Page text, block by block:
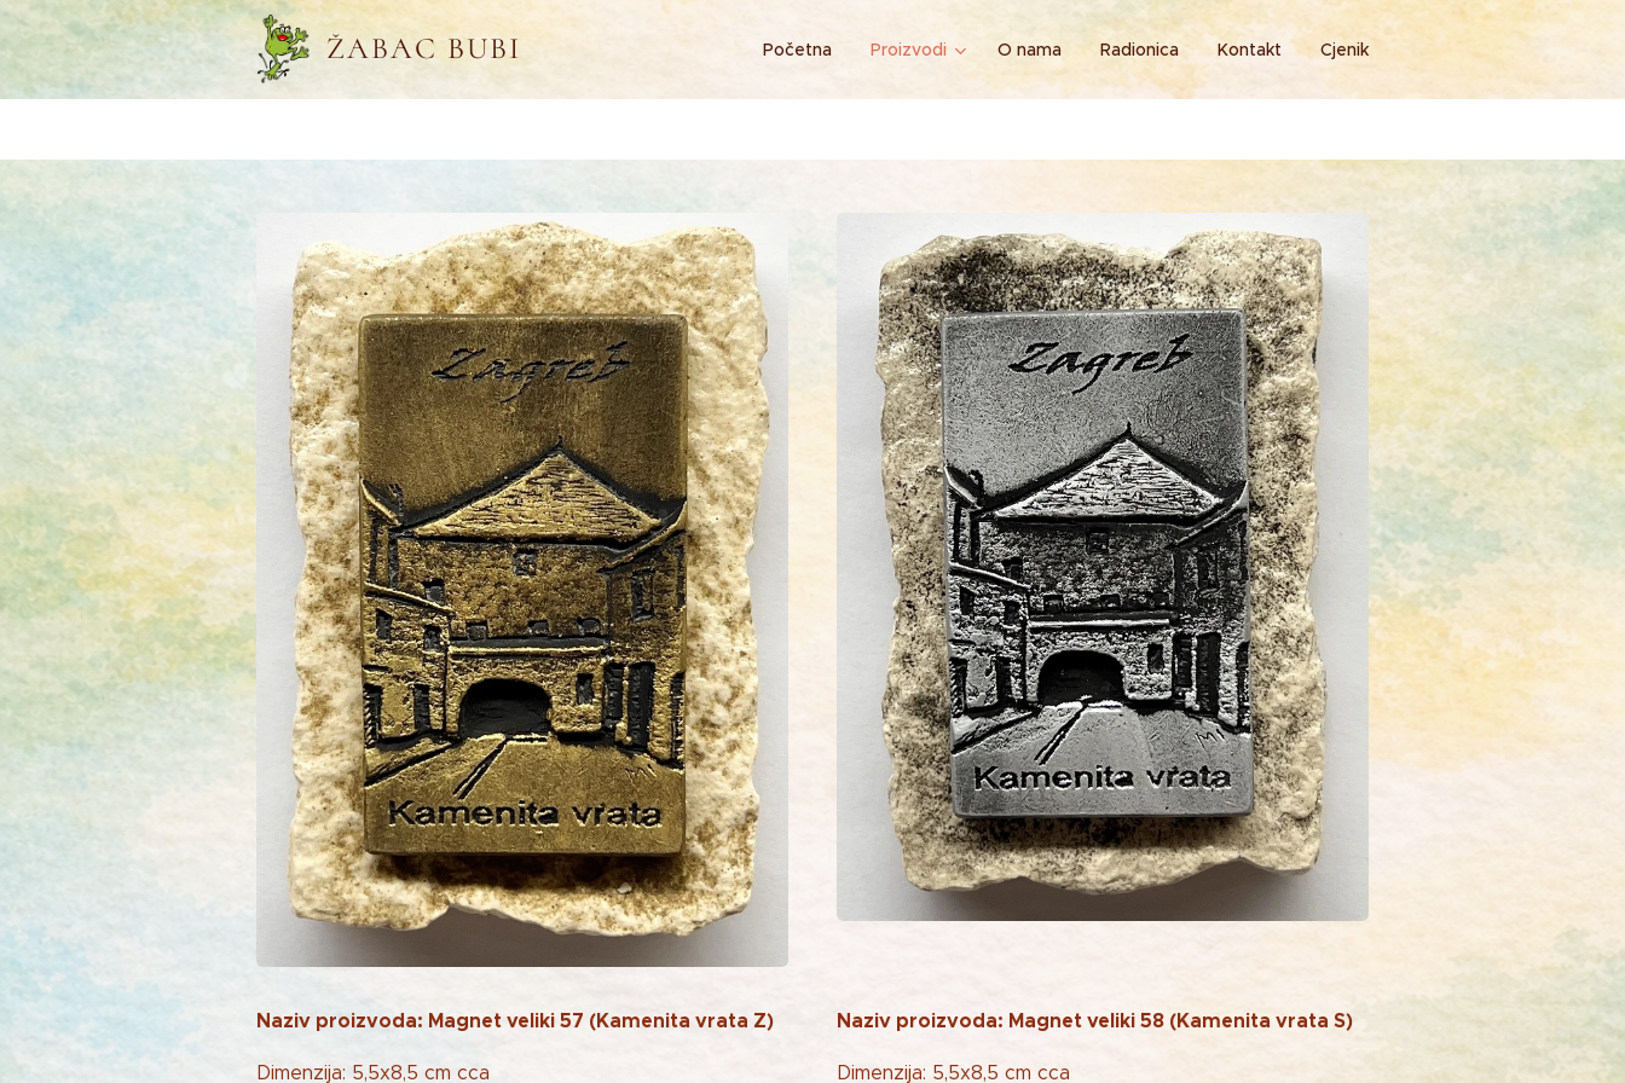
ŽABAC BUBI Početna Proizvodi O nama Radionica Kontakt Cjenik
Naziv proizvoda: Magnet veliki 57 (Kamenita vrata Z)
Dimenzija: 5,5x8,5 cm cca
Naziv proizvoda: Magnet veliki 58 (Kamenita vrata S)
Dimenzija: 5,5x8,5 cm cca